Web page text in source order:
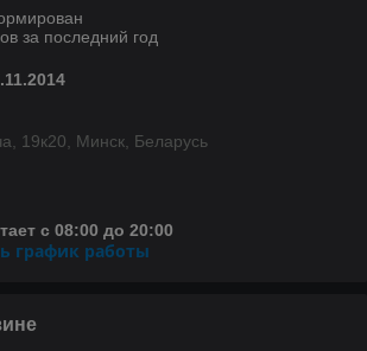
за последний год
19к20, Минск, Беларусь
с 08:00 до 20:00
график работы